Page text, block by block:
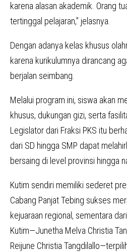
karena alasan akademik. Orang
tertinggal pelajaran,” jelasnya.
Dengan adanya kelas khusus
karena kurikulumnya dirancang
berjalan seimbang.
Melalui program ini, siswa akan
khusus, dukungan gizi, serta
Legislator dari Fraksi PKS itu
dari SD hingga SMP dapat
bersaing di level provinsi hingga
Kutim sendiri memiliki sederet
Cabang Panjat Tebing sukses
kejuaraan regional, sementara
Kutim—Junetha Melva Christia
Reijune Christia